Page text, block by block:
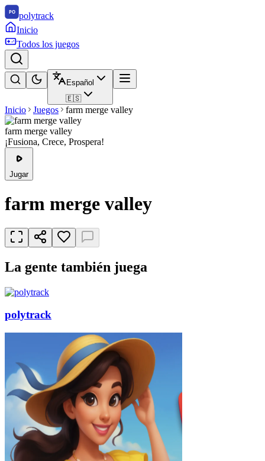
polytrack
Inicio
Todos los juegos
Español
🇪🇸
Inicio Juegos farm merge valley
farm merge valley
¡Fusiona, Crece, Prospera!
Jugar
farm merge valley
La gente también juega
polytrack